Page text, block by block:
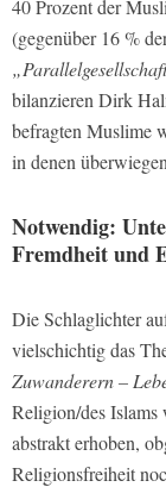
40 Prozent der
(gegenüber 16 %
bilanzieren Dirk
befragten Muslime
in denen
Notwendig:
Fremdheit und
Die Schlaglichter
vielschichtig das
Zuwanderern –
Religion/des Islams
abstrakt erhoben,
Religionsfreiheit